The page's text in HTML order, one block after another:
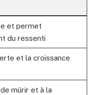
et permet
du ressenti
et la croissance
mûrir et à la